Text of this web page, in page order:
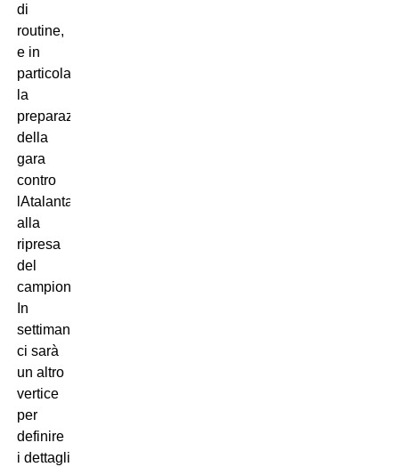
di
routine,
e in
particolare
la
preparazione
della
gara
contro
lAtalanta
alla
ripresa
del
campionato.
In
settimana
ci sarà
un altro
vertice
per
definire
i dettagli